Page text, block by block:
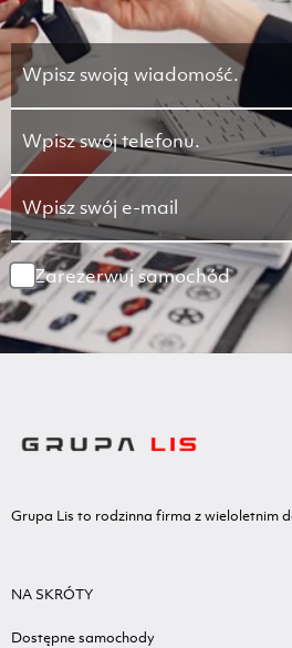
Zarezerwuj samochód
Grupa Lis to rodzinna firma z wieloletnim
NA SKRÓTY
Dostępne samochody